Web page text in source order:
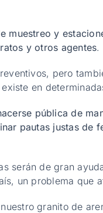
muestreo y
y otros agentes.
pero
en
pública de
pautas justas de
serán de gran
un problema que
granito de